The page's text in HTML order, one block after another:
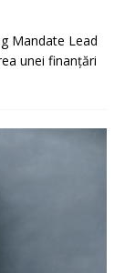
Mandate Lead
unei finanțări